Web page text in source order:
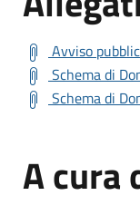
Avviso
Schema di
Schema di
A cura